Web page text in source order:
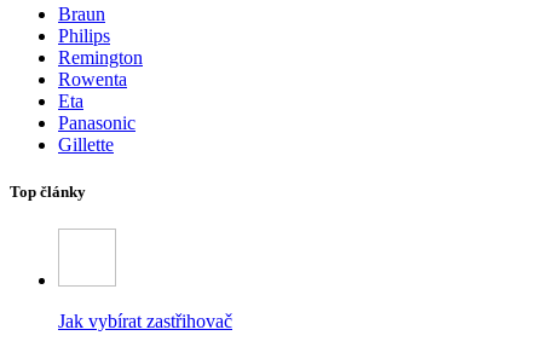
Braun
Philips
Remington
Rowenta
Eta
Panasonic
Gillette
Top články
Jak vybírat zastřihovač